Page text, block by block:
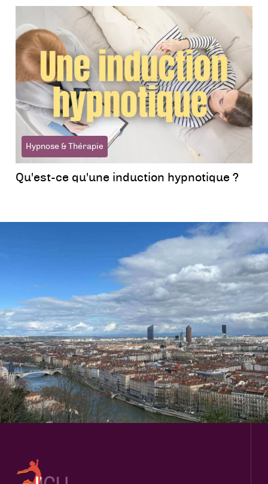
Hypnose & Thérapie
Qu'est-ce qu'une induction hypnotique ?